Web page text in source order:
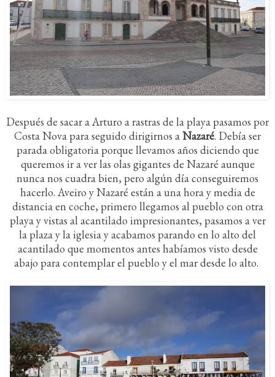
Después de sacar a Arturo a rastras de la playa pasamos por
Costa Nova para seguido dirigirnos aNazaré. Debía ser
parada obligatoria porque llevamos años diciendo que
queremos ir a ver las olas gigantes de Nazaré aunque
nunca nos cuadra bien, pero algún día conseguiremos
hacerlo. Aveiro y Nazaré están a una hora y media de
distancia en coche, primero llegamos al pueblo con otra
playa y vistas al acantilado impresionantes, pasamos a ver
la plaza y la iglesia y acabamos parando en lo alto del
acantilado que momentos antes habíamos visto desde
abajo para contemplar el pueblo y el mar desde lo alto.